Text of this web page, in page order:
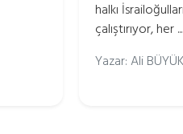
halkı
çalıştırıyor, her ...
Yazar: Ali